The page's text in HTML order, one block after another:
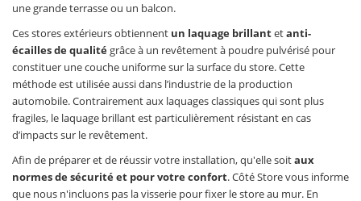
une grande terrasse ou un balcon.
Ces stores extérieurs obtiennent un laquage brillantetanti-
écailles de qualitégrâce à un revêtement à poudre pulvérisé pour
constituer une couche uniforme sur la surface du store. Cette
méthode est utilisée aussi dans l’industrie de la production
automobile. Contrairement aux laquages classiques qui sont plus
fragiles, le laquage brillant est particulièrement résistant en cas
d’impacts sur le revêtement.
Afin de préparer et de réussir votre installation, qu'elle soitaux
normes de sécurité et pour votre confort. Côté Store vous informe
que nous n'incluons pas la visserie pour fixer le store au mur. En